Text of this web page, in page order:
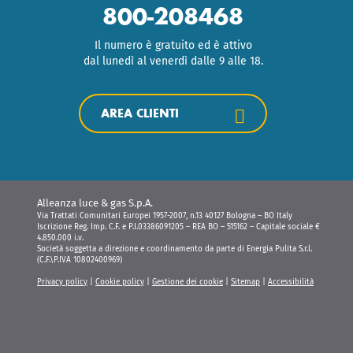
800-208468
Il numero è gratuito ed è attivo
dal lunedì al venerdì dalle 9 alle 18.
AREA CLIENTI
Alleanza luce & gas S.p.A.
Via Trattati Comunitari Europei 1957-2007, n.13 40127 Bologna – BO Italy
Iscrizione Reg. Imp. C.F. e P.I.03386091205 – REA BO – 515162 – Capitale sociale €
4.850.000 i.v.
Società soggetta a direzione e coordinamento da parte di Energia Pulita S.r.l.
(C.F.\P.IVA 10802400969)
Privacy policy Cookie policy Gestione dei cookie Sitemap Accessibilità